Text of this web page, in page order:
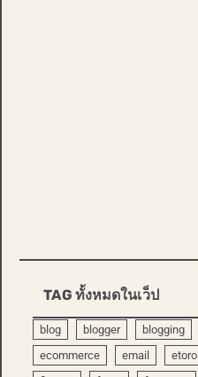
TAG ทั้งหมดในเว็ป
blog blogger blogging
ecommerce
email etoro